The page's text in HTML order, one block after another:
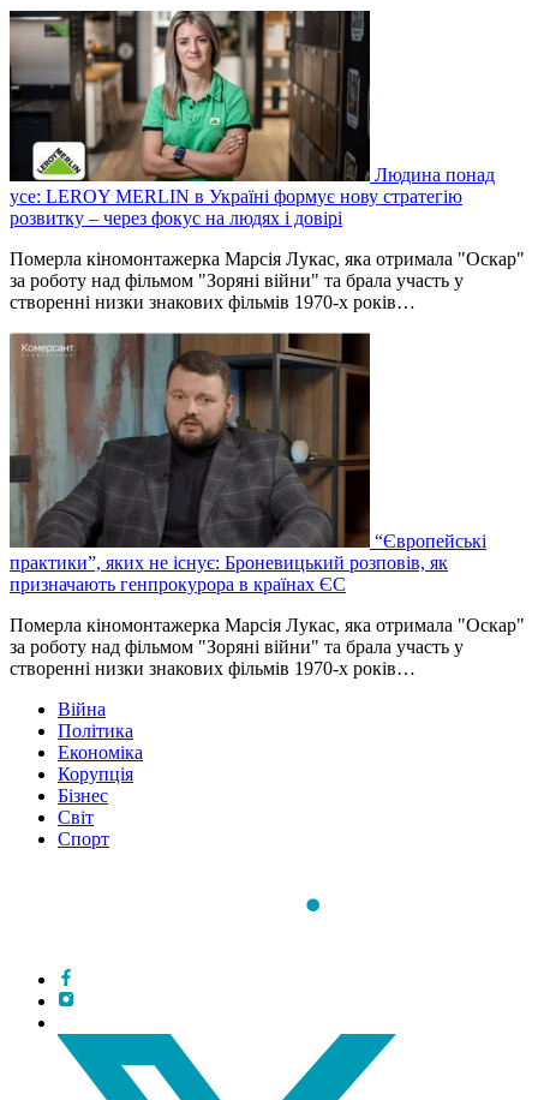
Людина понад
усе: LEROY MERLIN в Україні формує нову стратегію
розвитку – через фокус на людях і довірі
Померла кіномонтажерка Марсія Лукас, яка отримала "Оскар"
за роботу над фільмом "Зоряні війни" та брала участь у
створенні низки знакових фільмів 1970-х років…
“Європейські
практики”, яких не існує: Броневицький розповів, як
призначають генпрокурора в країнах ЄС
Померла кіномонтажерка Марсія Лукас, яка отримала "Оскар"
за роботу над фільмом "Зоряні війни" та брала участь у
створенні низки знакових фільмів 1970-х років…
Війна
Політика
Економіка
Корупція
Бізнес
Світ
Спорт